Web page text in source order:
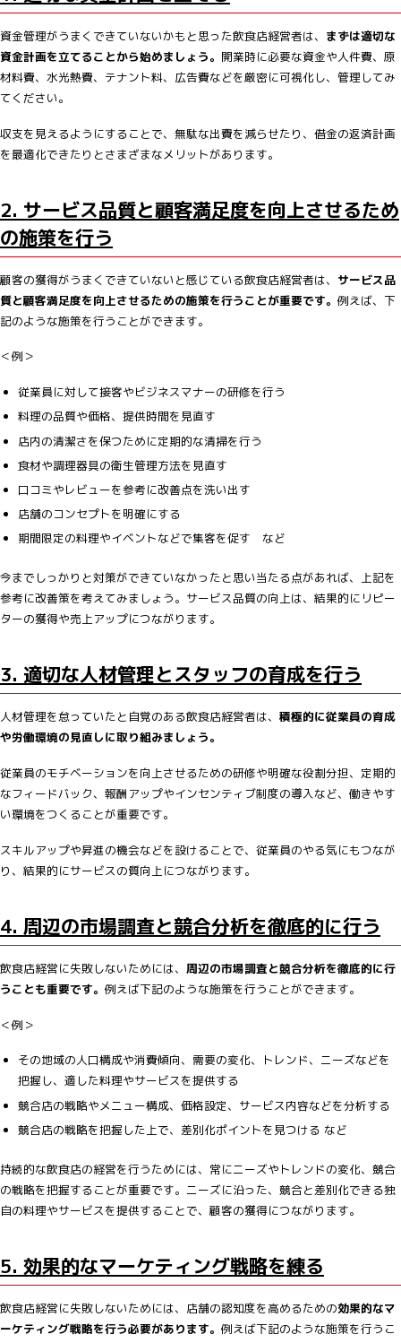
資金管理がうまくできていないかもと思った飲食店経営者は、 まずは適切な
資金計画を立てることから始めましょう。 開業時に必要な資金や人件費、原
材料費、水光熱費、テナント料、広告費などを厳密に可視化し、管理してみ
てください。
収支を見えるようにすることで、無駄な出費を減らせたり、借金の返済計画
を最適化できたりとさまざまなメリットがあります。
2. サービス品質と顧客満足度を向上させるため
の施策を行う
顧客の獲得がうまくできていないと感じている飲食店経営者は、 サービス品
質と顧客満足度を向上させるための施策を行うことが重要です。 例えば、下
記のような施策を行うことができます。
＜例＞
従業員に対して接客やビジネスマナーの研修を行う
料理の品質や価格、提供時間を見直す
店内の清潔さを保つために定期的な清掃を行う
食材や調理器具の衛生管理方法を見直す
口コミやレビューを参考に改善点を洗い出す
店舗のコンセプトを明確にする
期間限定の料理やイベントなどで集客を促す など
今までしっかりと対策ができていなかったと思い当たる点があれば、上記を
参考に改善策を考えてみましょう。サービス品質の向上は、結果的にリピー
ターの獲得や売上アップにつながります。
3. 適切な人材管理とスタッフの育成を行う
人材管理を怠っていたと自覚のある飲食店経営者は、 積極的に従業員の育成
や労働環境の見直しに取り組みましょう。
従業員のモチベーションを向上させるための研修や明確な役割分担、定期的
なフィードバック、報酬アップやインセンティブ制度の導入など、働きやす
い環境をつくることが重要です。
スキルアップや昇進の機会などを設けることで、従業員のやる気にもつなが
り、結果的にサービスの質向上につながります。
4. 周辺の市場調査と競合分析を徹底的に行う
飲食店経営に失敗しないためには、 周辺の市場調査と競合分析を徹底的に行
うことも重要です。 例えば下記のような施策を行うことができます。
＜例＞
その地域の人口構成や消費傾向、需要の変化、トレンド、ニーズなどを
把握し、適した料理やサービスを提供する
競合店の戦略やメニュー構成、価格設定、サービス内容などを分析する
競合店の戦略を把握した上で、差別化ポイントを見つける など
持続的な飲食店の経営を行うためには、常にニーズやトレンドの変化、競合
の戦略を把握することが重要です。ニーズに沿った、競合と差別化できる独
自の料理やサービスを提供することで、顧客の獲得につながります。
5. 効果的なマーケティング戦略を練る
飲食店経営に失敗しないためには、店舗の認知度を高めるための効果的なマ
ーケティング戦略を行う必要があります。 例えば下記のような施策を行うこ